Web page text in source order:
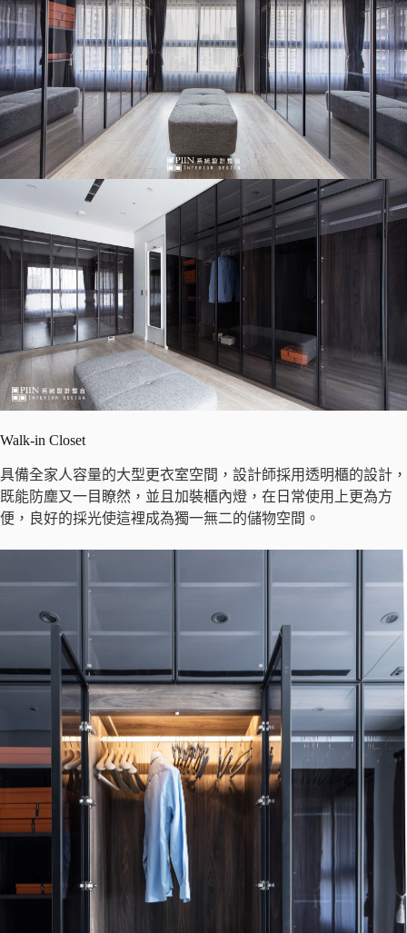
Walk-in Closet
具備全家人容量的大型更衣室空間，設計師採用透明櫃的設計，
既能防塵又一目瞭然，並且加裝櫃內燈，在日常使用上更為方
便，良好的採光使這裡成為獨一無二的儲物空間。